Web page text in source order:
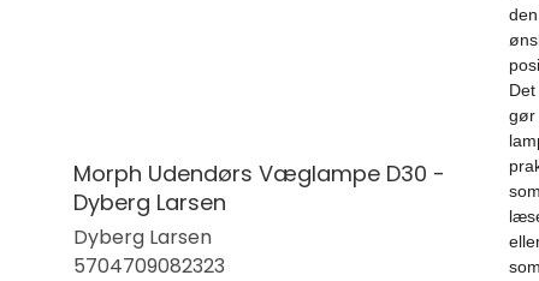
Morph Udendørs Væglampe D30 -
Dyberg Larsen
Dyberg Larsen
5704709082323
den
Det
gør